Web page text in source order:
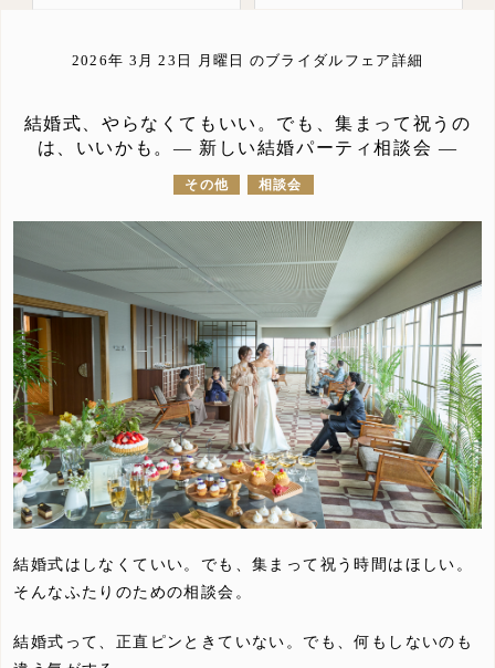
2026年 3月 23日 月曜日 のブライダルフェア詳細
結婚式、やらなくてもいい。でも、集まって祝うの
は、いいかも。― 新しい結婚パーティ相談会 ―
その他 相談会
結婚式はしなくていい。でも、集まって祝う時間はほしい。
そんなふたりのための相談会。
結婚式って、正直ピンときていない。でも、何もしないのも